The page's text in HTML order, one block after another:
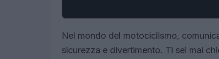
Nel mondo del motociclismo,
sicurezza e divertimento. Ti sei mai